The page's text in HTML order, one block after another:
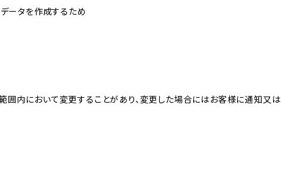
ータを作成するため
囲内において変更することがあり、変更した場合にはお客様に通知又は